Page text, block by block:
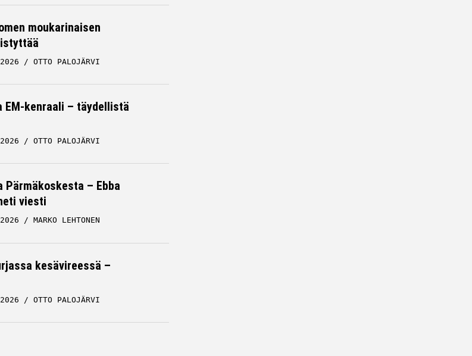
moukarinaisen
OTTO PALOJÄRVI
EM-kenraali – täydellistä
OTTO PALOJÄRVI
– Ebba
viesti
MARKO LEHTONEN
kesävireessä –
OTTO PALOJÄRVI